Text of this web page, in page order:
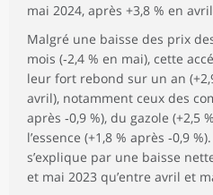
mai 2024, après +3,8 % en
Malgré une baisse des prix
mois (‑2,4 % en mai), cette
leur fort rebond sur un an
avril), notamment ceux des
après ‑0,9 %), du gazole (+2,5
l’essence (+1,8 % après ‑0,9
s’explique par une baisse
et mai 2023 qu’entre avril et